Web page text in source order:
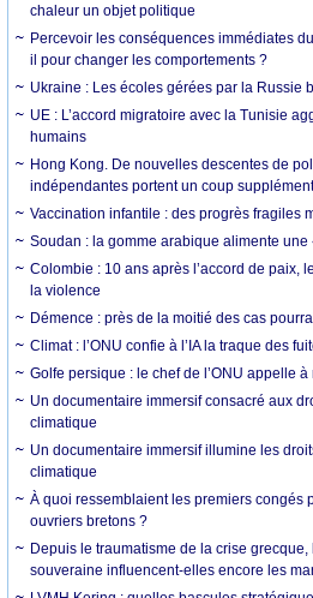
chaleur un objet politique
Percevoir les conséquences immédiates
il pour changer les comportements ?
Ukraine : Les écoles gérées par la Russie
UE : L’accord migratoire avec la Tunisie
humains
Hong Kong. De nouvelles descentes de
indépendantes portent un coup
Vaccination infantile : des progrès fragiles
Soudan : la gomme arabique alimente
Colombie : 10 ans après l’accord de paix,
la violence
Démence : près de la moitié des cas
Climat : l’ONU confie à l’IA la traque des
Golfe persique : le chef de l’ONU appelle
Un documentaire immersif consacré aux
climatique
Un documentaire immersif illumine les
climatique
À quoi ressemblaient les premiers congés
ouvriers bretons ?
Depuis le traumatisme de la crise
souveraine influencent-elles encore les